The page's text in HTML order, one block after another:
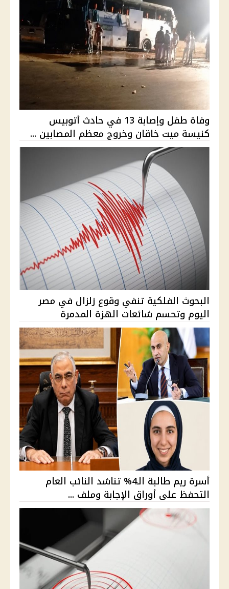
وفاة طفل وإصابة 13 في حادث أتوبيس
كنيسة ميت خاقان وخروج معظم المصابين ...
البحوث الفلكية تنفي وقوع زلزال في مصر
اليوم وتحسم شائعات الهزة المدمرة
أسرة ريم طالبة الـ4% تناشد النائب العام
التحفظ على أوراق الإجابة وملف ...